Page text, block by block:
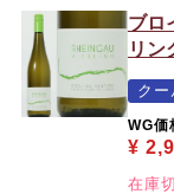
ブロ
リ
ク
WG価
¥
在庫